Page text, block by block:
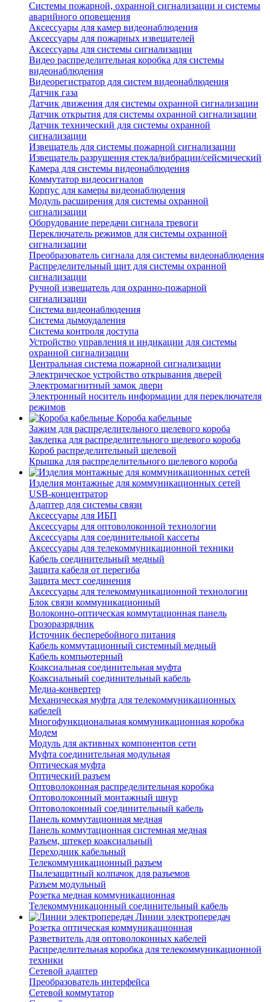
Системы пожарной, охранной сигнализации и системы
аварийного оповещения
Аксессуары для камер видеонаблюдения
Аксессуары для пожарных извещателей
Аксессуары для системы сигнализации
Видео распределительная коробка для системы
видеонаблюдения
Видеорегистратор для систем видеонаблюдения
Датчик газа
Датчик движения для системы охранной сигнализации
Датчик открытия для системы охранной сигнализации
Датчик технический для системы охранной
сигнализации
Извещатель для системы пожарной сигнализации
Извещатель разрушения стекла/вибрации/сейсмический
Камера для системы видеонаблюдения
Коммутатор видеосигналов
Корпус для камеры видеонаблюдения
Модуль расширения для системы охранной
сигнализации
Оборудование передачи сигнала тревоги
Переключатель режимов для системы охранной
сигнализации
Преобразователь сигнала для системы видеонаблюдения
Распределительный щит для системы охранной
сигнализации
Ручной извещатель для охранно-пожарной
сигнализации
Система видеонаблюдения
Система дымоудаления
Система контроля доступа
Устройство управления и индикации для системы
охранной сигнализации
Центральная система пожарной сигнализации
Электрическое устройство открывания дверей
Электромагнитный замок двери
Электронный носитель информации для переключателя
режимов
Короба кабельные
Зажим для распределительного щелевого короба
Заклепка для распределительного щелевого короба
Короб распределительный щелевой
Крышка для распределительного щелевого короба
Изделия монтажные для коммуникационных сетей
USB-концентратор
Адаптер для системы связи
Аксессуары для ИБП
Аксессуары для оптоволоконной технологии
Аксессуары для соединительной кассеты
Аксессуары для телекоммуникационной техники
Кабель соединительный медный
Защита кабеля от перегиба
Защита мест соединения
Аксессуары для телекоммуникационной технологии
Блок связи коммуникационный
Волоконно-оптическая коммутационная панель
Грозоразрядник
Источник бесперебойного питания
Кабель коммутационный системный медный
Кабель компьютерный
Коаксиальная соединительная муфта
Коаксиальный соединительный кабель
Медиа-конвертер
Механическая муфта для телекоммуникационных
кабелей
Многофункциональная коммуникационная коробка
Модем
Модуль для активных компонентов сети
Муфта соединительная модульная
Оптическая муфта
Оптический разъем
Оптоволоконная распределительная коробка
Оптоволоконный монтажный шнур
Оптоволоконный соединительный кабель
Панель коммутационная медная
Панель коммутационная системная медная
Разъем, штекер коаксиальный
Переходник кабельный
Телекоммуникационный разъем
Пылезащитный колпачок для разъемов
Разъем модульный
Розетка медная коммуникационная
Телекоммуникацонный соединительный кабель
Линии электропередач
Розетка оптическая коммуникационная
Разветвитель для оптоволоконных кабелей
Распределительная коробка для телекоммуникационной
техники
Сетевой адаптер
Преобразователь интерфейса
Сетевой коммутатор